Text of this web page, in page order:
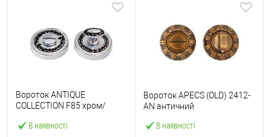
В наявності
Вороток ANTIQUE
COLLECTION F85 хром/
В наявності
Вороток APECS (OLD) 2412-
AN античний